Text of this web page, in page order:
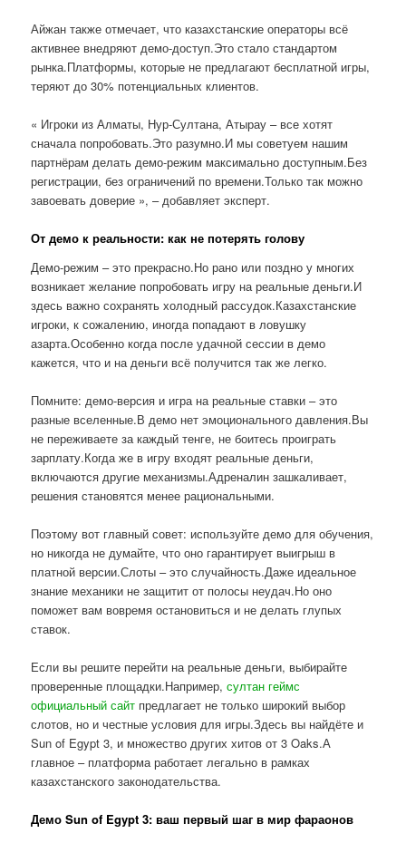
Айжан также отмечает, что казахстанские операторы всё
активнее внедряют демо-доступ.Это стало стандартом
рынка.Платформы, которые не предлагают бесплатной игры,
теряют до 30% потенциальных клиентов.
« Игроки из Алматы, Нур-Султана, Атырау – все хотят
сначала попробовать.Это разумно.И мы советуем нашим
партнёрам делать демо-режим максимально доступным.Без
регистрации, без ограничений по времени.Только так можно
завоевать доверие », – добавляет эксперт.
От демо к реальности: как не потерять голову
Демо-режим – это прекрасно.Но рано или поздно у многих
возникает желание попробовать игру на реальные деньги.И
здесь важно сохранять холодный рассудок.Казахстанские
игроки, к сожалению, иногда попадают в ловушку
азарта.Особенно когда после удачной сессии в демо
кажется, что и на деньги всё получится так же легко.
Помните: демо-версия и игра на реальные ставки – это
разные вселенные.В демо нет эмоционального давления.Вы
не переживаете за каждый тенге, не боитесь проиграть
зарплату.Когда же в игру входят реальные деньги,
включаются другие механизмы.Адреналин зашкаливает,
решения становятся менее рациональными.
Поэтому вот главный совет: используйте демо для обучения,
но никогда не думайте, что оно гарантирует выигрыш в
платной версии.Слоты – это случайность.Даже идеальное
знание механики не защитит от полосы неудач.Но оно
поможет вам вовремя остановиться и не делать глупых
ставок.
Если вы решите перейти на реальные деньги, выбирайте
проверенные площадки.Например,султан геймс
официальный сайт предлагает не только широкий выбор
слотов, но и честные условия для игры.Здесь вы найдёте и
Sun of Egypt 3, и множество других хитов от 3 Oaks.А
главное – платформа работает легально в рамках
казахстанского законодательства.
Демо Sun of Egypt 3: ваш первый шаг в мир фараонов